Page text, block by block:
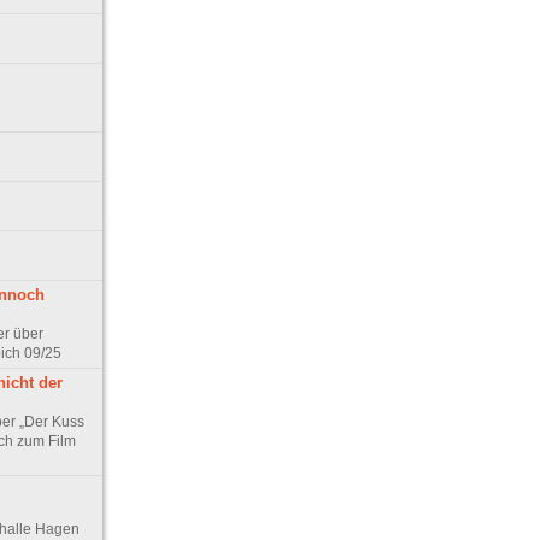
über
09/25
der
„Der Kuss
zum Film
Hagen